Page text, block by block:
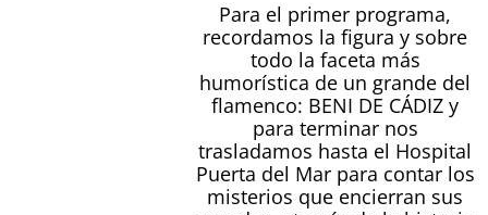
Para el primer programa,
recordamos la figura y sobre
todo la faceta más
humorística de un grande del
flamenco: BENI DE CÁDIZ y
para terminar nos
trasladamos hasta el Hospital
Puerta del Mar para contar los
misterios que encierran sus